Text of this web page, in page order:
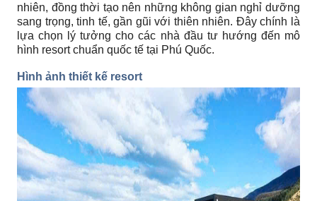
nhiên, đồng thời tạo nên những không gian nghỉ dưỡng
sang trọng, tinh tế, gần gũi với thiên nhiên. Đây chính là
lựa chọn lý tưởng cho các nhà đầu tư hướng đến mô
hình resort chuẩn quốc tế tại Phú Quốc.
Hình ảnh thiết kế resort